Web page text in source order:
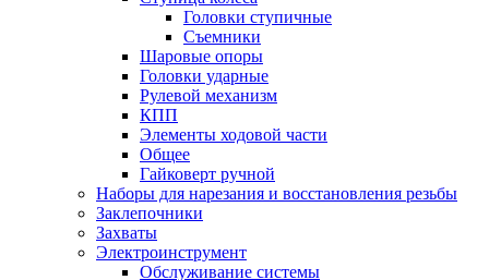
Головки ступичные
Cъемники
Шаровые опоры
Головки ударные
Рулевой механизм
КПП
Элементы ходовой части
Общее
Гайковерт ручной
Наборы для нарезания и восстановления резьбы
Заклепочники
Захваты
Электроинструмент
Обслуживание системы